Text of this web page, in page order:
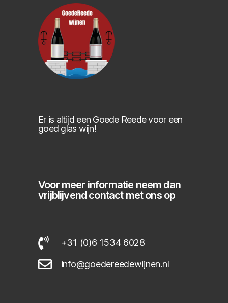
Er is altijd een Goede Reede voor een
goed glas wijn!
Voor meer informatie neem dan
vrijblijvend contact met ons op
+31 (0)6 1534 6028
info@goedereedewijnen.nl